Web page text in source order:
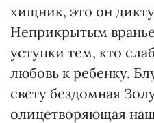
хищник, это он
Неприкрытым
уступки тем, кто
любовь к ребенку.
свету бездомная
олицетворяющая